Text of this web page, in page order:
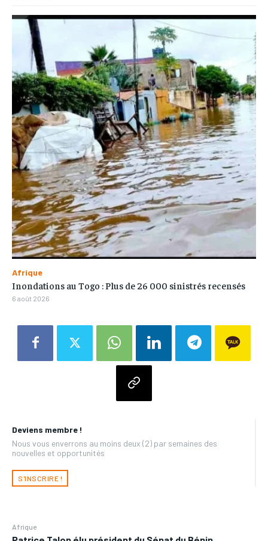
Deviens membre !
Nous vous enverrons au moins deux (2) par semaines des
nouvelles et opportunités
S'INSCRIRE !
Afrique
Afrique
Inondations au Togo : Plus de 26 000 sinistrés recensés
6 août 2026